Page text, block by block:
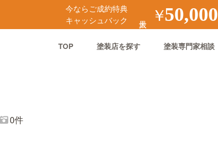
今ならご成約特典
キャッシュバック
￥50,000
TOP 塗装店を探す 塗装専門家相談
0件